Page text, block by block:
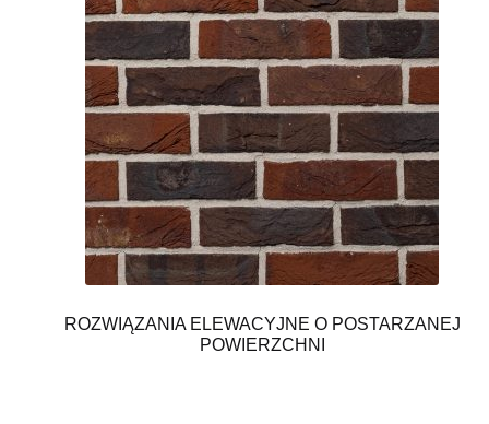
ROZWIĄZANIA ELEWACYJNE O POSTARZANEJ
POWIERZCHNI